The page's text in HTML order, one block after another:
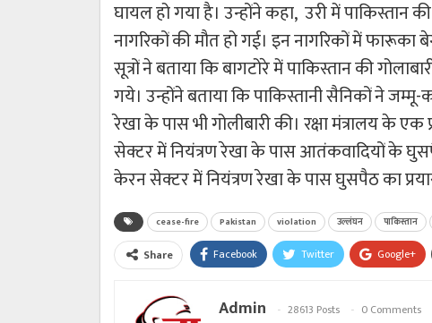
घायल हो गया है। उन्होंने कहा, उरी में
नागरिकों की मौत हो गई। इन नागरिकों में
सूत्रों ने बताया कि बागटोरे में पाकिस्तान की
गये। उन्होंने बताया कि पाकिस्तानी सैनिकों ने
रेखा के पास भी गोलीबारी की। रक्षा मंत्रालय के
सेक्टर में नियंत्रण रेखा के पास आतंकवादियों के
केरन सेक्टर में नियंत्रण रेखा के पास घुसपैठ का
cease-fire Pakistan violation उल्लंघन पाकिस्तान
Share Facebook Twitter Google+
Admin 28613 Posts 0 Comments